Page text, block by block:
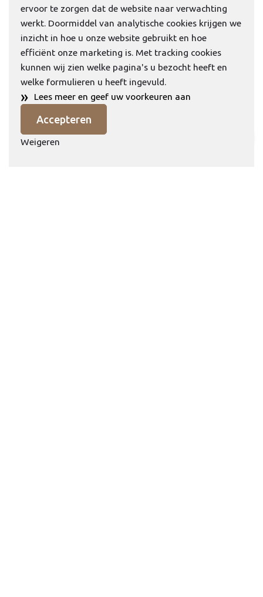
ervoor te zorgen dat de website naar verwachting
werkt. Doormiddel van analytische cookies krijgen we
inzicht in hoe u onze website gebruikt en hoe
efficiënt onze marketing is. Met tracking cookies
kunnen wij zien welke pagina's u bezocht heeft en
welke formulieren u heeft ingevuld.
» Lees meer en geef uw voorkeuren aan
Accepteren
Weigeren